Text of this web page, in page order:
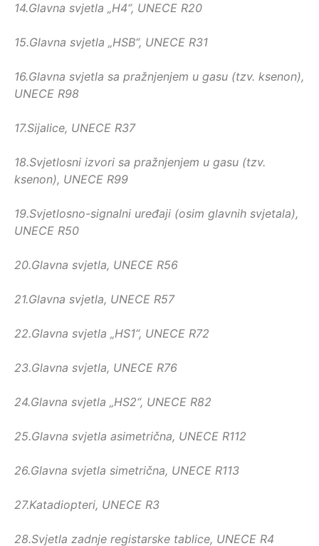
14.Glavna svjetla „H4“, UNECE R20
15.Glavna svjetla „HSB“, UNECE R31
16.Glavna svjetla sa pražnjenjem u gasu (tzv. ksenon),
UNECE R98
17.Sijalice, UNECE R37
18.Svjetlosni izvori sa pražnjenjem u gasu (tzv.
ksenon), UNECE R99
19.Svjetlosno-signalni uređaji (osim glavnih svjetala),
UNECE R50
20.Glavna svjetla, UNECE R56
21.Glavna svjetla, UNECE R57
22.Glavna svjetla „HS1“, UNECE R72
23.Glavna svjetla, UNECE R76
24.Glavna svjetla „HS2“, UNECE R82
25.Glavna svjetla asimetrična, UNECE R112
26.Glavna svjetla simetrična, UNECE R113
27.Katadiopteri, UNECE R3
28.Svjetla zadnje registarske tablice, UNECE R4